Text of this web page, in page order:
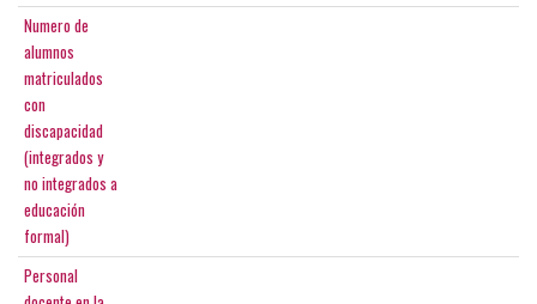
Numero de
alumnos
matriculados
con
discapacidad
(integrados y
no integrados a
educación
formal)
Personal